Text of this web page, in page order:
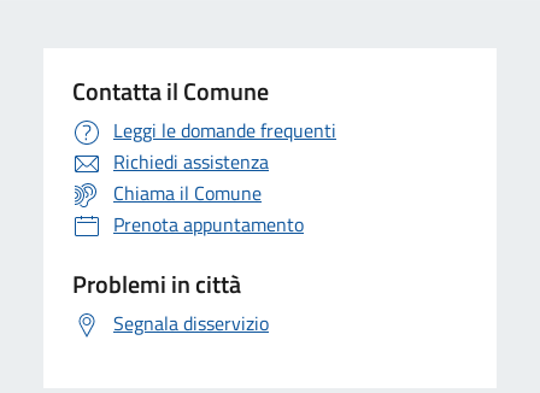
Contatta il Comune
Leggi le domande frequenti
Richiedi assistenza
Chiama il Comune
Prenota appuntamento
Problemi in città
Segnala disservizio